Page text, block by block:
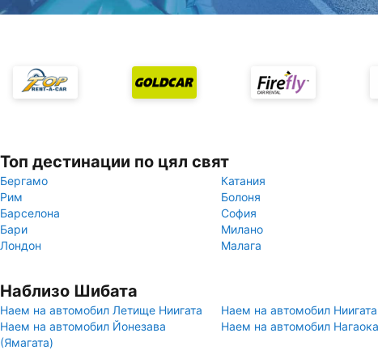
Топ дестинации по цял свят
Бергамо
Катания
Рим
Болоня
Барселона
София
Бари
Милано
Лондон
Малага
Наблизо Шибата
Наем на автомобил Летище Ниигата
Наем на автомобил Ниигата
Наем на автомобил Йонезава
(Ямагата)
Наем на автомобил